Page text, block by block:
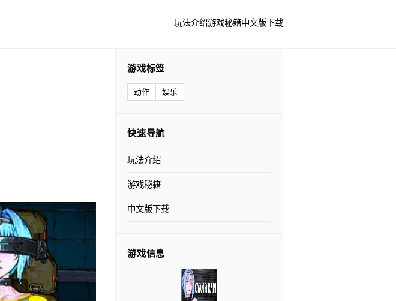
玩法介绍游戏秘籍中文版下载
游戏标签
动作 娱乐
快速导航
玩法介绍
游戏秘籍
中文版下载
游戏信息